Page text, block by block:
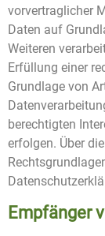
vorvertraglicher
Daten auf
Weiteren
Erfüllung einer
Grundlage von
berechtigten
erfolgen. Über
Empfänger